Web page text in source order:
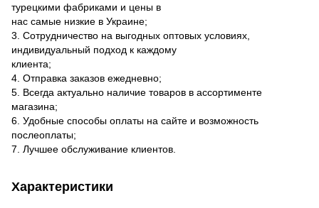
турецкими фабриками и цены в
нас самые низкие в Украине;
3. Сотрудничество на выгодных оптовых условиях,
индивидуальный подход к каждому
клиента;
4. Отправка заказов ежедневно;
5. Всегда актуально наличие товаров в ассортименте
магазина;
6. Удобные способы оплаты на сайте и возможность
послеоплаты;
7. Лучшее обслуживание клиентов.
Характеристики